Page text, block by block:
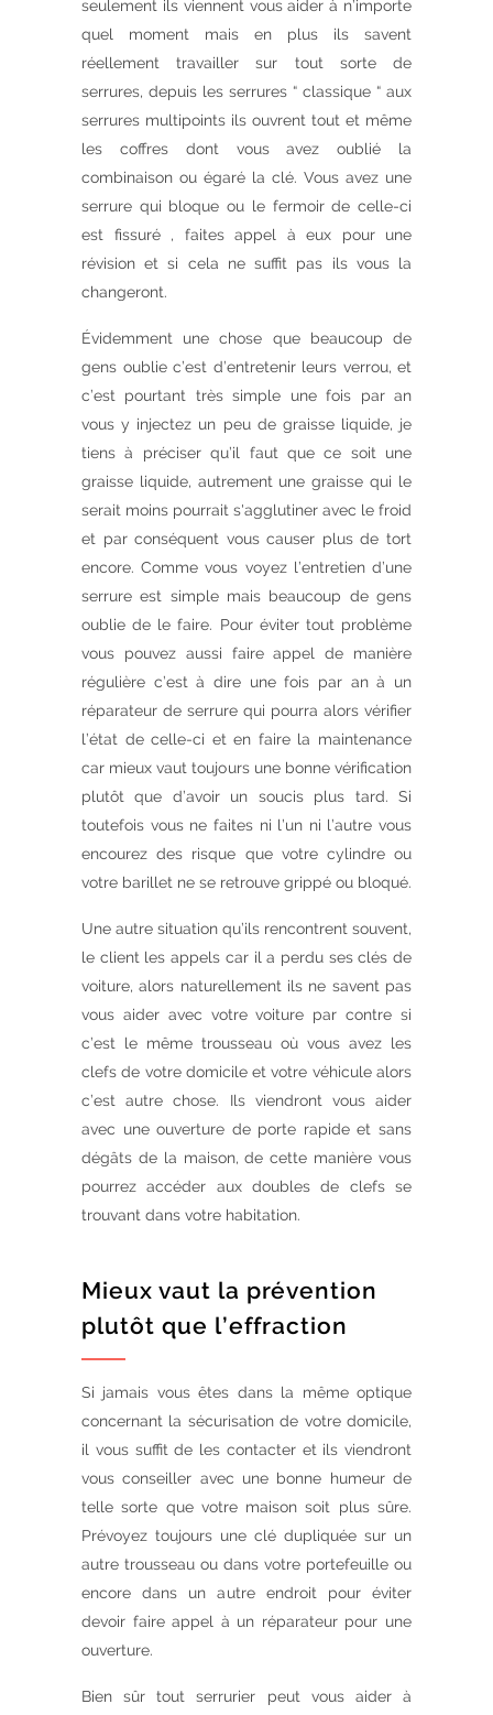
seulement ils viennent vous aider à n’importe
quel moment mais en plus ils savent
réellement travailler sur tout sorte de
serrures, depuis les serrures “ classique “ aux
serrures multipoints ils ouvrent tout et même
les coffres dont vous avez oublié la
combinaison ou égaré la clé. Vous avez une
serrure qui bloque ou le fermoir de celle-ci
est fissuré , faites appel à eux pour une
révision et si cela ne suffit pas ils vous la
changeront.
Évidemment une chose que beaucoup de
gens oublie c’est d’entretenir leurs verrou, et
c’est pourtant très simple une fois par an
vous y injectez un peu de graisse liquide, je
tiens à préciser qu’il faut que ce soit une
graisse liquide, autrement une graisse qui le
serait moins pourrait s'agglutiner avec le froid
et par conséquent vous causer plus de tort
encore. Comme vous voyez l’entretien d’une
serrure est simple mais beaucoup de gens
oublie de le faire. Pour éviter tout problème
vous pouvez aussi faire appel de manière
régulière c’est à dire une fois par an à un
réparateur de serrure qui pourra alors vérifier
l’état de celle-ci et en faire la maintenance
car mieux vaut toujours une bonne vérification
plutôt que d’avoir un soucis plus tard. Si
toutefois vous ne faites ni l’un ni l’autre vous
encourez des risque que votre cylindre ou
votre barillet ne se retrouve grippé ou bloqué.
Une autre situation qu’ils rencontrent souvent,
le client les appels car il a perdu ses clés de
voiture, alors naturellement ils ne savent pas
vous aider avec votre voiture par contre si
c’est le même trousseau où vous avez les
clefs de votre domicile et votre véhicule alors
c’est autre chose. Ils viendront vous aider
avec une ouverture de porte rapide et sans
dégâts de la maison, de cette manière vous
pourrez accéder aux doubles de clefs se
trouvant dans votre habitation.
Mieux vaut la prévention
plutôt que l’effraction
Si jamais vous êtes dans la même optique
concernant la sécurisation de votre domicile,
il vous suffit de les contacter et ils viendront
vous conseiller avec une bonne humeur de
telle sorte que votre maison soit plus sûre.
Prévoyez toujours une clé dupliquée sur un
autre trousseau ou dans votre portefeuille ou
encore dans un autre endroit pour éviter
devoir faire appel à un réparateur pour une
ouverture.
Bien sûr tout serrurier peut vous aider à